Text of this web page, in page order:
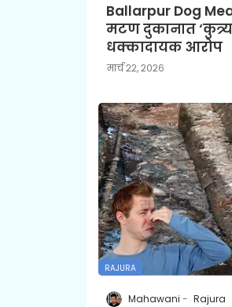
Ballarpur Dog
मटण दुकानात
धक्कादायक आरोप
मार्च २२, २०२६
RAJURA
Mahawani Rajura